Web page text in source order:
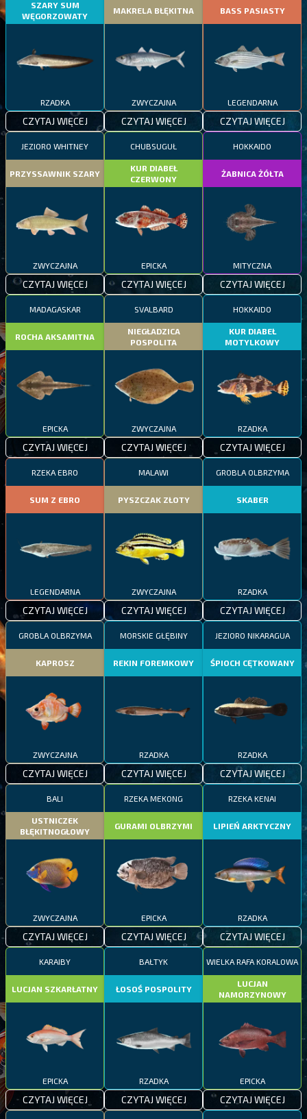
SZARY SUM
WĘGORZOWATY
RZADKA
CZYTAJ WIĘCEJ
MAKRELA BŁĘKITNA
ZWYCZAJNA
CZYTAJ WIĘCEJ
BASS PASIASTY
LEGENDARNA
CZYTAJ WIĘCEJ
JEZIORO WHITNEY
PRZYSSAWNIK SZARY
ZWYCZAJNA
CZYTAJ WIĘCEJ
CHUBSUGUŁ
KUR DIABEŁ
CZERWONY
EPICKA
CZYTAJ WIĘCEJ
HOKKAIDO
ŻABNICA ŻÓŁTA
MITYCZNA
CZYTAJ WIĘCEJ
MADAGASKAR
ROCHA AKSAMITNA
EPICKA
CZYTAJ WIĘCEJ
SVALBARD
NIEGŁADZICA
POSPOLITA
ZWYCZAJNA
CZYTAJ WIĘCEJ
HOKKAIDO
KUR DIABEŁ
MOTYLKOWY
RZADKA
CZYTAJ WIĘCEJ
RZEKA EBRO
SUM Z EBRO
LEGENDARNA
CZYTAJ WIĘCEJ
MALAWI
PYSZCZAK ZŁOTY
ZWYCZAJNA
CZYTAJ WIĘCEJ
GROBLA OLBRZYMA
SKABER
RZADKA
CZYTAJ WIĘCEJ
GROBLA OLBRZYMA
KAPROSZ
ZWYCZAJNA
CZYTAJ WIĘCEJ
MORSKIE GŁĘBINY
REKIN FOREMKOWY
RZADKA
CZYTAJ WIĘCEJ
JEZIORO NIKARAGUA
ŚPIOCH CĘTKOWANY
RZADKA
CZYTAJ WIĘCEJ
BALI
USTNICZEK
BŁĘKITNOGŁOWY
ZWYCZAJNA
CZYTAJ WIĘCEJ
RZEKA MEKONG
GURAMI OLBRZYMI
EPICKA
CZYTAJ WIĘCEJ
RZEKA KENAI
LIPIEŃ ARKTYCZNY
RZADKA
CZYTAJ WIĘCEJ
KARAIBY
LUCJAN SZKARŁATNY
EPICKA
CZYTAJ WIĘCEJ
BAŁTYK
ŁOSOŚ POSPOLITY
RZADKA
CZYTAJ WIĘCEJ
WIELKA RAFA KORALOWA
LUCJAN
NAMORZYNOWY
EPICKA
CZYTAJ WIĘCEJ